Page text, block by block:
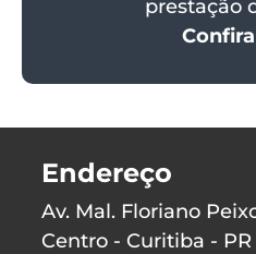
prestação
Endereço
Av. Mal. Floriano
Centro - Curitiba - PR